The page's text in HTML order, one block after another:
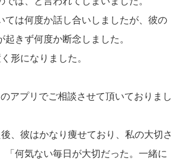
ては何度か話し合いしましたが、彼の
起きず何度か断念しました。
形になりました。
アプリでご相談させて頂いておりまし
、彼はかなり痩せており、私の大切さ
「何気ない毎日が大切だった。一緒に